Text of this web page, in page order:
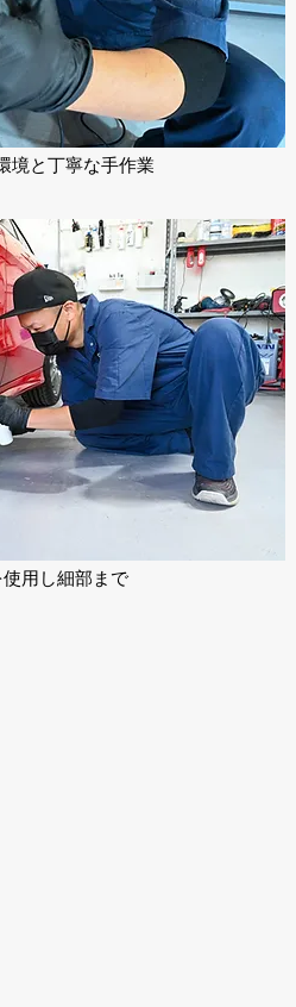
境と丁寧な手作業
用し細部まで